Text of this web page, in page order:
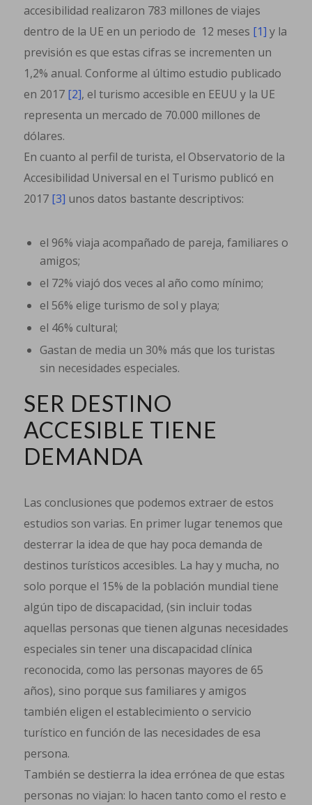
accesibilidad realizaron 783 millones de viajes
dentro de la UE en un periodo de 12 meses [1] y la
previsión es que estas cifras se incrementen un
1,2% anual. Conforme al último estudio publicado
en 2017 [2], el turismo accesible en EEUU y la UE
representa un mercado de 70.000 millones de
dólares.
En cuanto al perfil de turista, el Observatorio de la
Accesibilidad Universal en el Turismo publicó en
2017 [3] unos datos bastante descriptivos:
el 96% viaja acompañado de pareja, familiares o
amigos;
el 72% viajó dos veces al año como mínimo;
el 56% elige turismo de sol y playa;
el 46% cultural;
Gastan de media un 30% más que los turistas
sin necesidades especiales.
SER DESTINO
ACCESIBLE TIENE
DEMANDA
Las conclusiones que podemos extraer de estos
estudios son varias. En primer lugar tenemos que
desterrar la idea de que hay poca demanda de
destinos turísticos accesibles. La hay y mucha, no
solo porque el 15% de la población mundial tiene
algún tipo de discapacidad, (sin incluir todas
aquellas personas que tienen algunas necesidades
especiales sin tener una discapacidad clínica
reconocida, como las personas mayores de 65
años), sino porque sus familiares y amigos
también eligen el establecimiento o servicio
turístico en función de las necesidades de esa
persona.
También se destierra la idea errónea de que estas
personas no viajan: lo hacen tanto como el resto e